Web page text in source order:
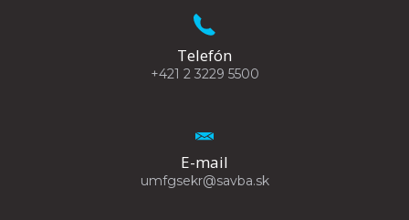
Telefón
+421 2 3229 5500
E-mail
umfgsekr@savba.sk